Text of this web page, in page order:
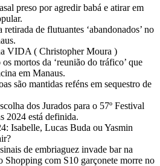
preso por agredir babá e atirar em
de flutuantes ‘abandonados’ no
VIDA ( Christopher Moura )
os mortos da ‘reunião do tráfico’ que
em Manaus.
são mantidas reféns em sequestro de
dos Jurados para o 57º Festival
2024 está definida.
Isabelle, Lucas Buda ou Yasmin
de embriaguez invade bar na
Shopping com S10 garçonete morre no